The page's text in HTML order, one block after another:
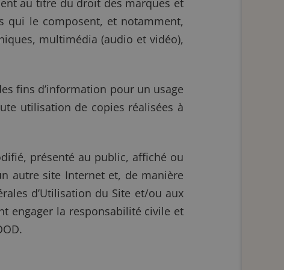
au titre du droit des marques et
qui le composent, et notamment,
multimédia (audio et vidéo),
fins d’information pour un usage
utilisation de copies réalisées à
présenté au public, affiché ou
autre site Internet et, de manière
d’Utilisation du Site et/ou aux
engager la responsabilité civile et